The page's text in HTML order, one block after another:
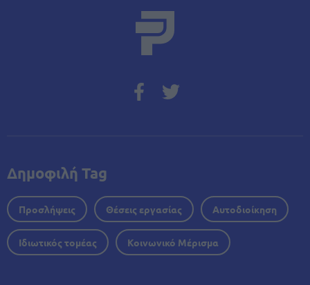
Δημοφιλή Tag
Προσλήψεις Θέσεις εργασίας Αυτοδιοίκηση
Ιδιωτικός τομέας Κοινωνικό Μέρισμα